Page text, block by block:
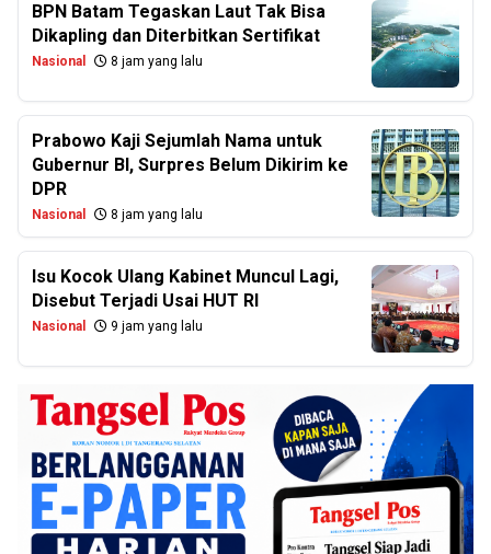
BPN Batam Tegaskan Laut Tak Bisa
Dikapling dan Diterbitkan Sertifikat
Nasional 8 jam yang lalu
Prabowo Kaji Sejumlah Nama untuk
Gubernur BI, Surpres Belum Dikirim ke
DPR
Nasional 8 jam yang lalu
Isu Kocok Ulang Kabinet Muncul Lagi,
Disebut Terjadi Usai HUT RI
Nasional 9 jam yang lalu